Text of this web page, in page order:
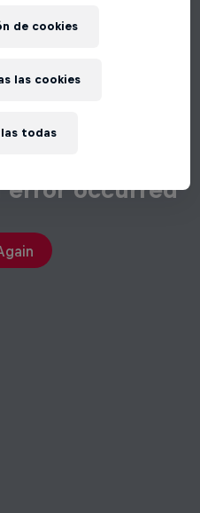
error occurred
de cookies
todas
las cookies